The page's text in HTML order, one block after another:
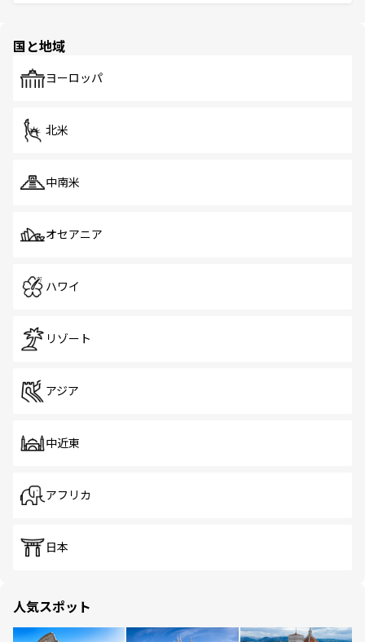
で、ホーカーズは地元の風情を楽しめる外せないスポット
国と地域
ヨーロッパ
北米
中南米
オセアニア
ハワイ
リゾート
アジア
中近東
アフリカ
日本
人気スポット